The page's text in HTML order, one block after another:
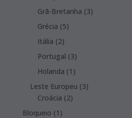
products
Grã-Bretanha 33
Grécia 55
Itália 22
products
Portugal 33
products
Holanda 1 1
product
Leste Europeu 33
Croácia 22
Bloqueio 1 1